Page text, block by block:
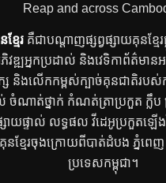
Reap and across
មែរគឺជាបណ្តាញផ្សព្វផ្សាយគុនខ្មែរ
វឌ្ឍអ្នកប្រដាល់ និងវេទិកាព័ត៌មានអ
ស និងលើកកម្ពស់ក្បាច់គុនជាតិរបស់កម្
ចំណាត់ថ្នាក់ កំណត់ត្រាប្រកួត ក្លឹប
ាយផ្ទាល់ លទ្ធផល វីដេអូប្រកួតឡើ
នខ្មែរចុងក្រោយពីបាត់ដំបង ភ្នំពេ
ប្រទេសកម្ពុជា។